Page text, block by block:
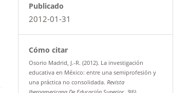
Publicado
2012-01-31
Cómo citar
Osorio Madrid, J.-R. (2012). La investigación
educativa en México: entre una semiprofesión y
una práctica no consolidada.Revista